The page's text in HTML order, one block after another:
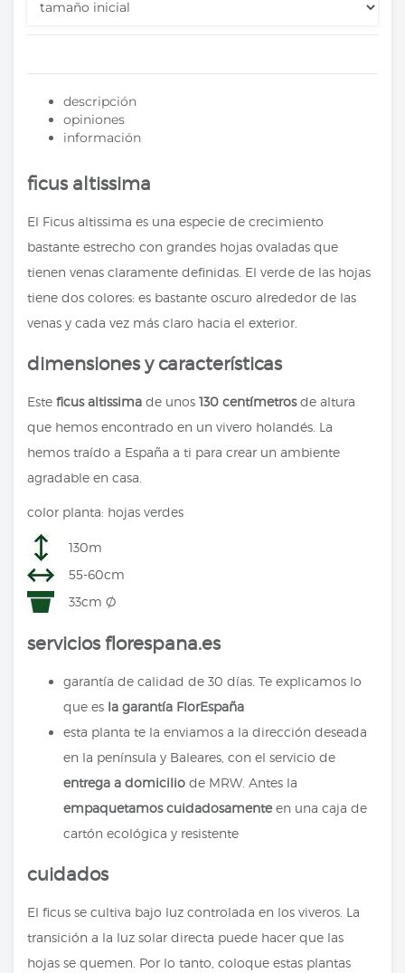
descripción
opiniones
información
ficus altissima
El Ficus altissima es una especie de crecimiento
bastante estrecho con grandes hojas ovaladas que
tienen venas claramente definidas. El verde de las hojas
tiene dos colores: es bastante oscuro alrededor de las
venas y cada vez más claro hacia el exterior.
dimensiones y características
Este ficus altissima de unos 130 centímetrosde altura
que hemos encontrado en un vivero holandés. La
hemos traído a España a ti para crear un ambiente
agradable en casa.
color planta: hojas verdes
130m
55-60cm
33cm Ø
servicios florespana.es
garantía de calidad de 30 días. Te explicamos lo
que es la garantía FlorEspaña
esta planta te la enviamos a la dirección deseada
en la península y Baleares, con el servicio de
entrega a domicilio de MRW. Antes la
empaquetamos cuidadosamenteen una caja de
cartón ecológica y resistente
cuidados
El ficus se cultiva bajo luz controlada en los viveros. La
transición a la luz solar directa puede hacer que las
hojas se quemen. Por lo tanto, coloque estas plantas